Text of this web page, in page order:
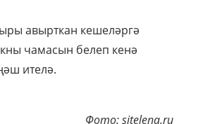
авырткан кешеләргә
чамасын белеп кенә
ителә.
Фото: sitelena.ru